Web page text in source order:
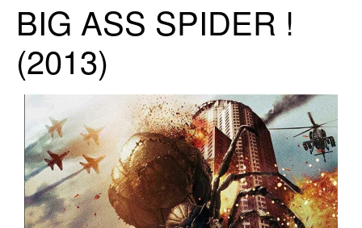
BIG ASS SPIDER !
(2013)